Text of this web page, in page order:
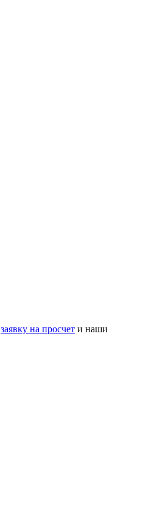
заявку на просчет и наши